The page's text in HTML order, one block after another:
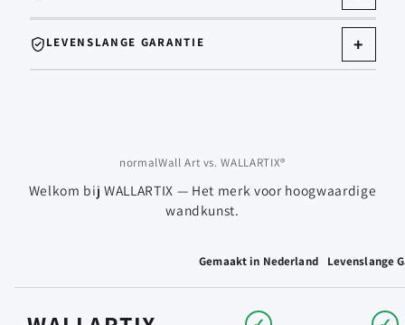
c
o
LEVENSLANGE GARANTIE
normalWall Art vs. WALLARTIX®
Welkom bij WALLARTIX — Het merk voor hoogwaardige
wandkunst.
Gemaakt in Nederland Levenslange